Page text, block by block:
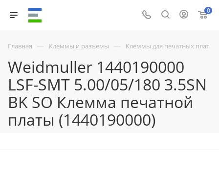
0
Главная — Клеммы и разъемы — Клеммы для печатных плат
Weidmuller 1440190000
LSF-SMT 5.00/05/180 3.5SN
BK SO Клемма печатной
платы (1440190000)